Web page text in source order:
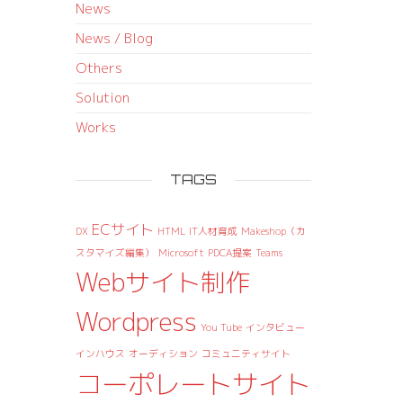
News
News / Blog
Others
Solution
Works
TAGS
DX ECサイト HTML IT人材育成 Makeshop（カ
スタマイズ編集）
Microsoft PDCA提案 Teams
Webサイト制作
Wordpress You Tube インタビュー
インハウス オーディション コミュニティサイト
コーポレートサイト